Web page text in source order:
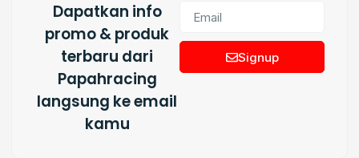
Dapatkan info
promo & produk
terbaru dari
Papahracing
langsung ke email
kamu
Signup